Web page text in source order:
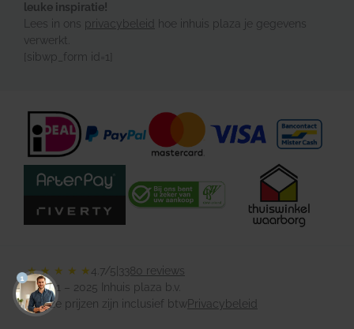
leuke inspiratie!
Lees in ons privacybeleid
hoe inhuis plaza je gegevens
verwerkt.
[sibwp_form id=1]
★ ★ ★ ★ ★4.7/5 3380 reviews
© 2001 – 2025 Inhuis plaza b.v.
Al onze prijzen zijn inclusief btwPrivacybeleid
1